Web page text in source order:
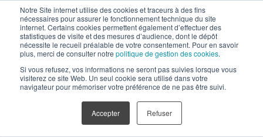
Notre Site internet utilise des cookies et traceurs à des fins
nécessaires pour assurer le fonctionnement technique du site
internet. Certains cookies permettent également d’effectuer des
statistiques de visite et des mesures d’audience, dont le dépôt
nécessite le recueil préalable de votre consentement. Pour en savoir
plus, merci de consulter notre politique de gestion des cookies.
Si vous refusez, vos informations ne seront pas suivies lorsque vous
visiterez ce site Web. Un seul cookie sera utilisé dans votre
navigateur pour mémoriser votre préférence de ne pas être suivi.
Accepter Refuser